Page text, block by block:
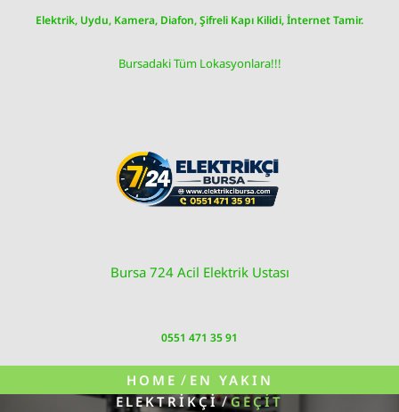
Elektrik, Uydu, Kamera, Diafon, Şifreli Kapı Kilidi, İnternet Tamir.
Bursadaki Tüm Lokasyonlara!!!
Bursa 724 Acil Elektrik Ustası
0551 471 35 91
HOME / EN YAKIN
ELEKTRIKÇI/GEÇIT